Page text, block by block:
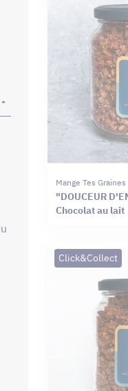
Mange Tes Graines
"DOUCEUR
Chocolat au lait
Click&Collect